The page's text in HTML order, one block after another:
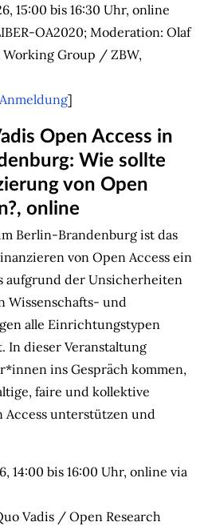
15:00 bis 16:30 Uhr, online
OA2020; Moderation: Olaf
Working Group / ZBW,
]
Open Access in
Wie sollte
von Open
online
Berlin-Brandenburg ist das
von Open Access ein
aufgrund der Unsicherheiten
Wissenschafts- und
alle Einrichtungstypen
dieser Veranstaltung
ins Gespräch kommen,
faire und kollektive
Access unterstützen und
14:00 bis 16:00 Uhr, online via
Vadis / Open Research